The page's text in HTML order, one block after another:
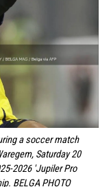
a soccer match
Saturday 20
2026 'Jupiler Pro
BELGA PHOTO